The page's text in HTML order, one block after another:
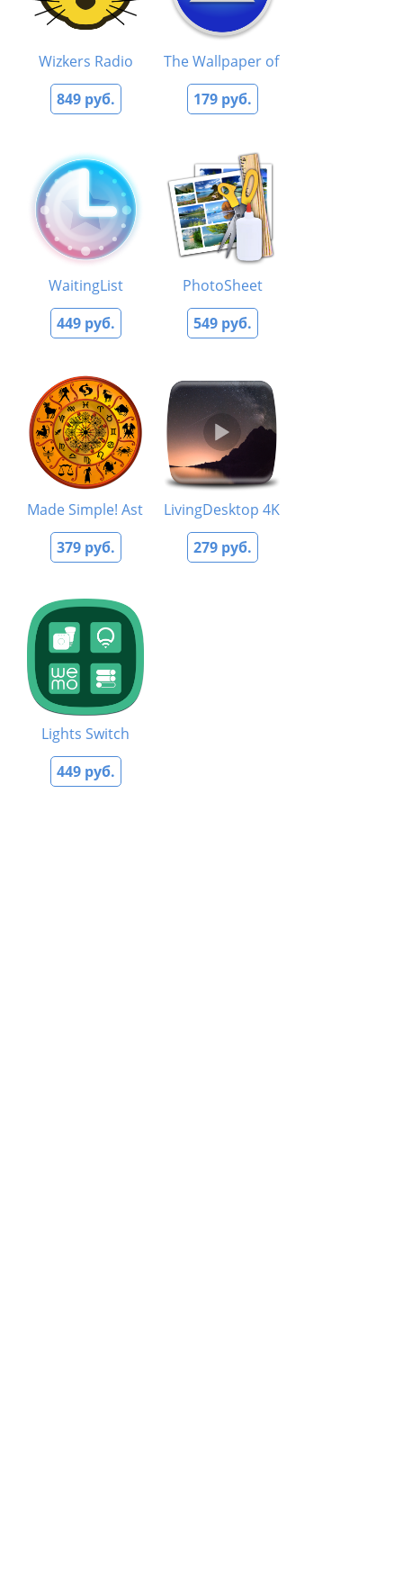
Wizkers Radio
849 руб.
The Wallpaper of the Day
179 руб.
WaitingList
449 руб.
PhotoSheet
549 руб.
Made Simple! Astrology
379 руб.
LivingDesktop 4K - Live Videos for
279 руб.
Lights Switch
449 руб.